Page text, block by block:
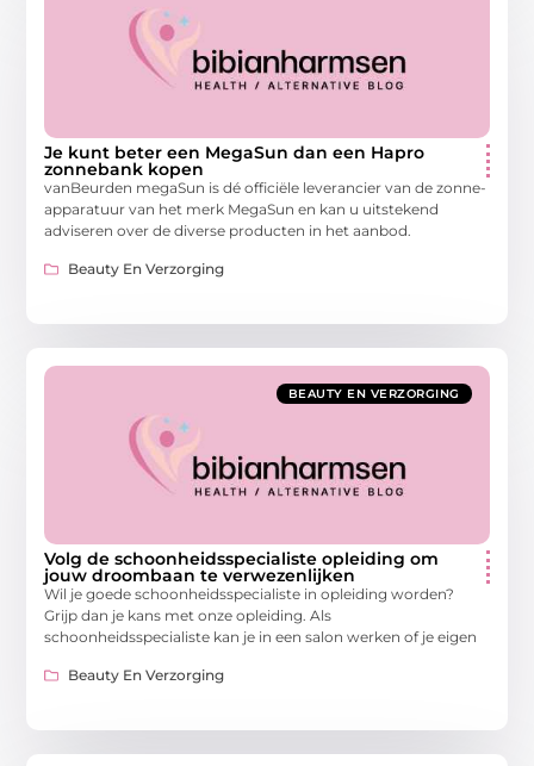
Je kunt beter een MegaSun dan een Hapro
zonnebank kopen
vanBeurden megaSun is dé officiële leverancier van de zonne-
apparatuur van het merk MegaSun en kan u uitstekend
adviseren over de diverse producten in het aanbod.
Beauty En Verzorging
BEAUTY EN VERZORGING
Volg de schoonheidsspecialiste opleiding om
jouw droombaan te verwezenlijken
Wil je goede schoonheidsspecialiste in opleiding worden?
Grijp dan je kans met onze opleiding. Als
schoonheidsspecialiste kan je in een salon werken of je eigen
Beauty En Verzorging